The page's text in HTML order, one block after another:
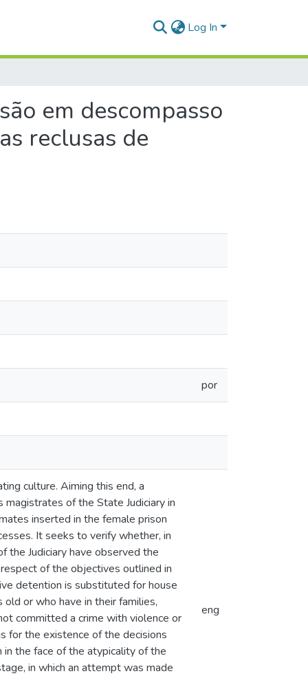
Log In
em descompasso
reclusas de
por
culture. Aiming this end, a
of the State Judiciary in
inserted in the female prison
It seeks to verify whether, in
the Judiciary have observed the
of the objectives outlined in
detention is substituted for house
or who have in their families,
committed a crime with violence or
for the existence of the decisions
the face of the atypicality of the
in which an attempt was made
eng